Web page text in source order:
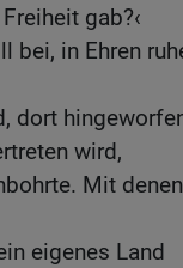
gab?‹
bei, in Ehren
dort
wird,
Mit
eigenes Land